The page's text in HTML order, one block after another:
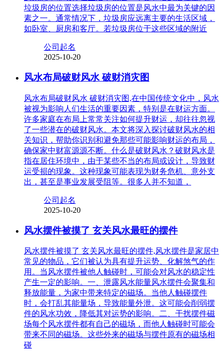
垃圾房的位置选择垃圾房的位置是风水中最为关键的因
素之一。通常情况下，垃圾房应远离主要的生活区域，
如卧室、厨房和客厅。若垃圾房位于这些区域的附近
公司起名
2025-10-20
风水布局破财风水 破财消灾图
风水布局破财风水 破财消灾图,在中国传统文化中，风水
被视为影响人们生活的重要因素，特别是在财运方面。
许多家庭在布局上常常关注如何提升财运，却往往忽视
了一些潜在的破财风水。本文将深入探讨破财风水的相
关知识，帮助你识别和避免那些可能影响财运的布局，
确保家中财富源源不断。什么是破财风水？破财风水是
指在居住环境中，由于某些不当的布局或设计，导致财
运受损的现象。这种现象可能表现为财务危机、意外支
出，甚至是事业发展受阻等。很多人并不知道，
公司起名
2025-10-20
风水摆件被摸了 玄关风水最旺的摆件
风水摆件被摸了 玄关风水最旺的摆件,风水摆件是家居中
常见的物品，它们被认为具有提升运势、化解煞气的作
用。当风水摆件被他人触碰时，可能会对风水的稳定性
产生一定的影响。一、泄露风水能量风水摆件会聚集和
释放能量，为家中带来特定的磁场。当他人触碰摆件
时，会打乱其能量场，导致能量外泄。这可能会削弱摆
件的风水功效，降低其对运势的影响。二、干扰摆件磁
场每个风水摆件都有自己的磁场，而他人触碰时可能会
带来不同的磁场。这些外来的磁场与摆件原有的磁场相
碰